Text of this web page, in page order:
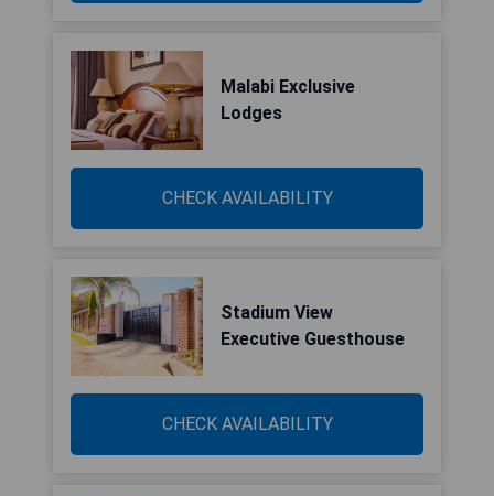
Malabi Exclusive
Lodges
CHECK AVAILABILITY
Stadium View
Executive Guesthouse
CHECK AVAILABILITY